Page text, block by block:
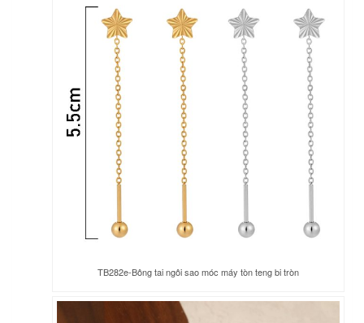
TB282e-Bông tai ngôi sao móc máy tòn teng bi tròn